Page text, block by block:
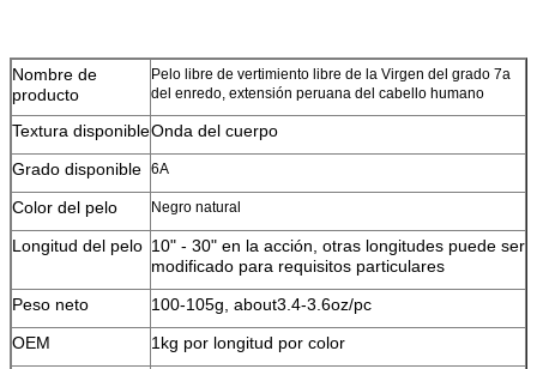
Nombre de
producto
Pelo libre de vertimiento libre de la Virgen del grado 7a
del enredo, extensión peruana del cabello humano
Textura disponibleOnda del cuerpo
Grado disponible 6A
Color del pelo Negro natural
Longitud del pelo 10" - 30" en la acción, otras longitudes puede ser
modificado para requisitos particulares
Peso neto
100-105g, about3.4-3.6oz/pc
OEM
1kg por longitud por color